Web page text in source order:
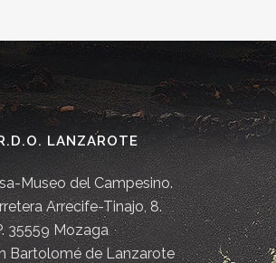
LANZAROTE
Museo del Campesino.
Arrecife-Tinajo, 8.
35559 Mozaga
Bartolomé de Lanzarote